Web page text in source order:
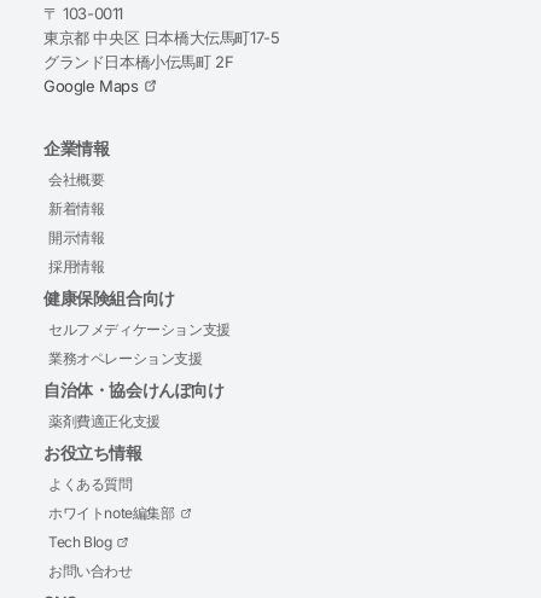
〒 103-0011
東京都 中央区 日本橋大伝馬町17-5
グランド日本橋小伝馬町 2F
Google Maps
企業情報
会社概要
新着情報
開示情報
採用情報
健康保険組合向け
セルフメディケーション支援
業務オペレーション支援
自治体・協会けんぽ向け
薬剤費適正化支援
お役立ち情報
よくある質問
ホワイトnote編集部
Tech Blog
お問い合わせ